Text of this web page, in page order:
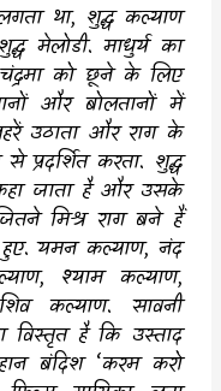
था, शुद्ध कल्याण
मेलोडी. माधुर्य का
को छूने के लिए
और बोलतानों में
उठाता और राग के
प्रदर्शित करता. शुद्ध
जाता है और उसके
मिश्र राग बने हैं
यमन कल्याण, नंद
, श्याम कल्याण,
शिव कल्याण. सावनी
विस्तृत है कि उस्ताद
बंदिश ‘करम करो